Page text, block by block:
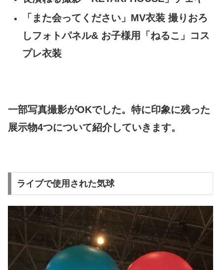
「また会ってください」MV衣装 撮りおろ
しフォトパネル& お子様用「ねるこ」コス
プレ衣装
一部写真撮影がOKでした。特に印象に残った
展示物4つについて紹介していきます。
ライブで使用された気球